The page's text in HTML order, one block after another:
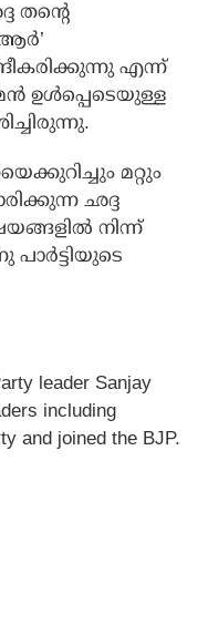
തന്റെ
എന്ന്
ഉള്‍പ്പെടെയുള്ള
മറ്റും
ഛദ്ദ
നിന്ന്
leader Sanjay
including
and joined the BJP.